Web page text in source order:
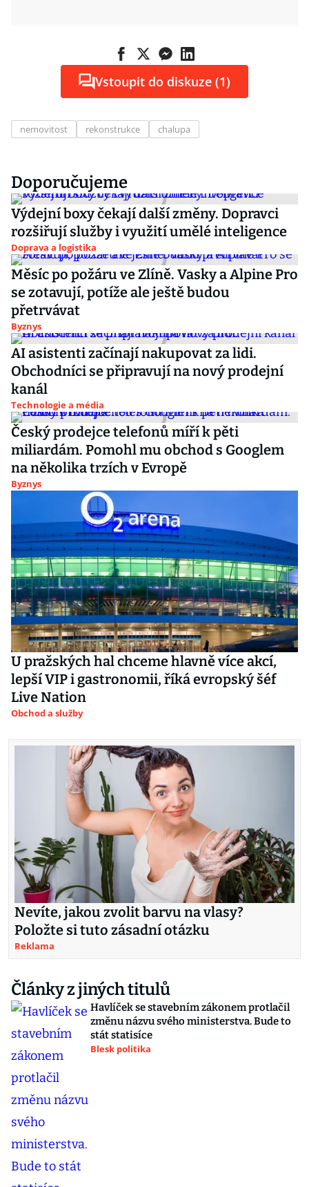
Vstoupit do diskuze (1)
nemovitost rekonstrukce chalupa
Doporučujeme
Výdejní boxy čekají další změny. Dopravci
rozšiřují služby i využití umělé inteligence
Doprava a logistika
Měsíc po požáru ve Zlíně. Vasky a Alpine Pro
se zotavují, potíže ale ještě budou
přetrvávat
Byznys
AI asistenti začínají nakupovat za lidi.
Obchodníci se připravují na nový prodejní
kanál
Technologie a média
Český prodejce telefonů míří k pěti
miliardám. Pomohl mu obchod s Googlem
na několika trzích v Evropě
Byznys
U pražských hal chceme hlavně více akcí,
lepší VIP i gastronomii, říká evropský šéf
Live Nation
Obchod a služby
Nevíte, jakou zvolit barvu na vlasy?
Položte si tuto zásadní otázku
Reklama
Články z jiných titulů
Havlíček se stavebním zákonem protlačil
změnu názvu svého ministerstva. Bude to
stát statisíce
Blesk politika